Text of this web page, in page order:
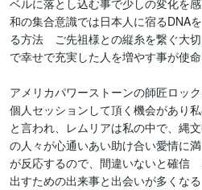
ベルに落とし込む事で少しの変化を
和の集合意識では日本人に宿るDNA
る方法　ご先祖様との縦糸を繋ぐ大
で幸せで充実した人を増やす事が使
アメリカパワーストーンの師匠ロッ
個人セッションして頂く機会があり
と言われ、レムリアは私の中で、縄
の人々が心通いあい助け合い愛情に
が反応するので、間違いないと確信
出すための出来事と出会いが多くなる